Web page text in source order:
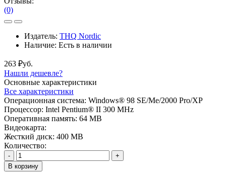
(0)
Издатель: THQ Nordic
Наличие: Есть в наличии
263 ₽уб.
Нашли дешевле?
Основные характеристики
Все характеристики
Операционная система: Windows® 98 SE/Me/2000 Pro/XP
Процессор: Intel Pentium® II 300 MHz
Оперативная память: 64 MB
Видеокарта:
Жесткий диск: 400 MB
Количество:
-
+
В корзину